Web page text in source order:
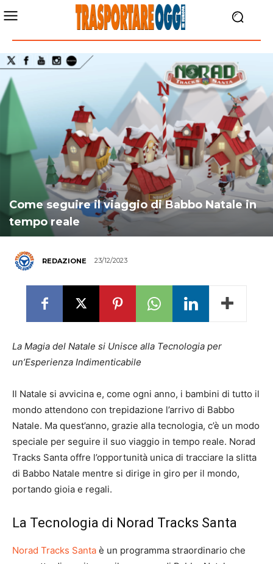
Come seguire il viaggio di Babbo Natale in
tempo reale
REDAZIONE 23/12/2023
La Magia del Natale si Unisce alla Tecnologia per
un’Esperienza Indimenticabile
Il Natale si avvicina e, come ogni anno, i bambini di tutto il
mondo attendono con trepidazione l’arrivo di Babbo
Natale. Ma quest’anno, grazie alla tecnologia, c’è un modo
speciale per seguire il suo viaggio in tempo reale. Norad
Tracks Santa offre l’opportunità unica di tracciare la slitta
di Babbo Natale mentre si dirige in giro per il mondo,
portando gioia e regali.
La Tecnologia di Norad Tracks Santa
Norad Tracks Santa è un programma straordinario che